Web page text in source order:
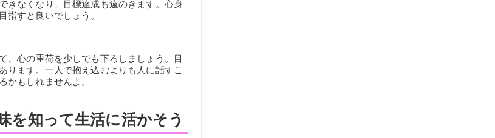
きなくなり、目標達成も遠のきます。心身
指すと良いでしょう。
、心の重荷を少しでも下ろしましょう。目
ります。一人で抱え込むよりも人に話すこ
かもしれませんよ。
を知って生活に活かそう